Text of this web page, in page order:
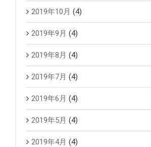
2019年10月 (4)
2019年9月 (4)
2019年8月 (4)
2019年7月 (4)
2019年6月 (4)
2019年5月 (4)
2019年4月 (4)